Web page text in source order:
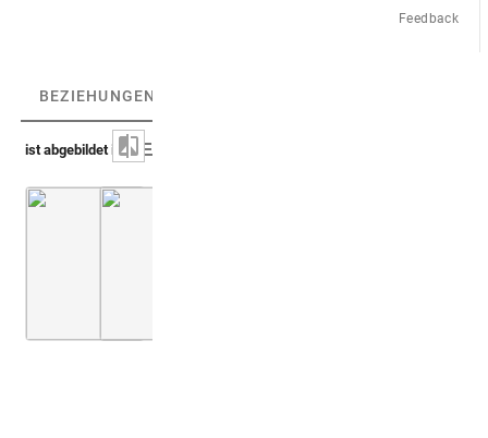
Feedback
BEZIEHUNGEN
ist abgebildet in